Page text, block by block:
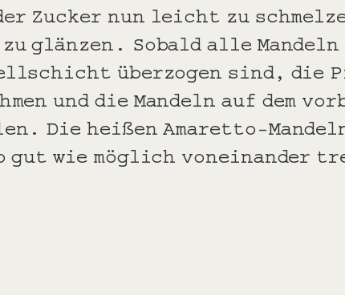
Zucker nun leicht zu
zu glänzen. Sobald alle
überzogen sind, die
und die Mandeln auf dem
Die heißen Amaretto-
gut wie möglich voneinander